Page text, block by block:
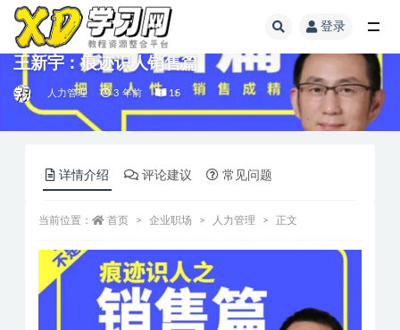
登录
王新宇：痕迹识人销售篇
人力管理 3 年前 15
详情介绍 评论建议 常见问题
当前位置： 首页 企业职场 人力管理 正文